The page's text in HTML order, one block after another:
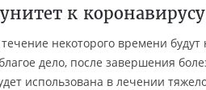
к
некоторого времени
дело, после завершения
использована в лечении